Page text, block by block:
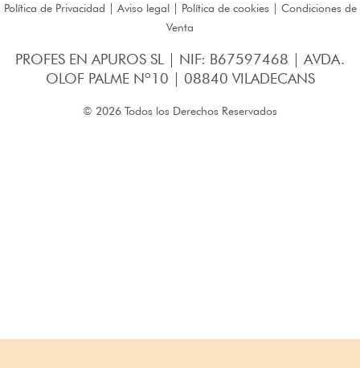
Política de Privacidad | Aviso legal| Política de cookies | Condiciones de
Venta
PROFES EN APUROS SL | NIF: B67597468 | AVDA.
OLOF PALME Nº10 | 08840 VILADECANS
© 2026 Todos los Derechos Reservados